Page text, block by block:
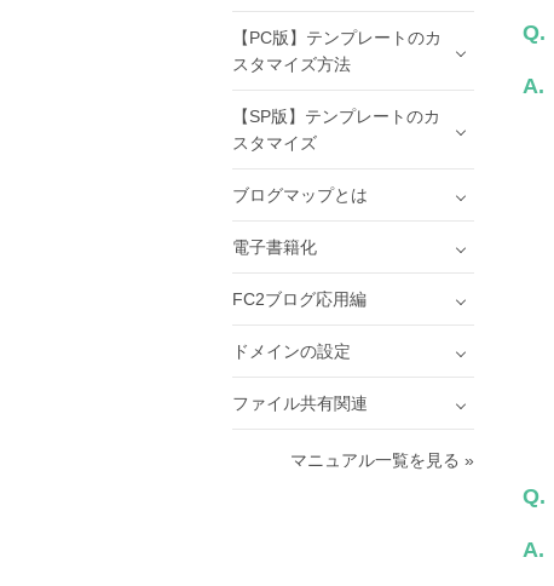
Q.
A.
Q.
A.
【PC版】テンプレートのカ
スタマイズ方法
【SP版】テンプレートのカ
スタマイズ
ブログマップとは
電子書籍化
FC2ブログ応用編
ドメインの設定
ファイル共有関連
マニュアル一覧を見る »